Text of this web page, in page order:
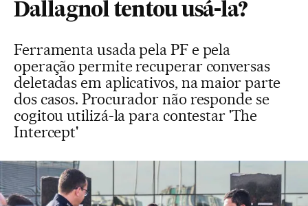
Dallagnol tentou usá-la?
Ferramenta usada pela PF e pela
operação permite recuperar conversas
deletadas em aplicativos, na maior parte
dos casos. Procurador não responde se
cogitou utilizá-la para contestar 'The
Intercept'